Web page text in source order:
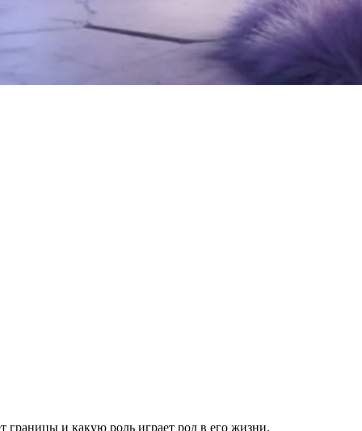
границы и какую роль играет род в его жизни.